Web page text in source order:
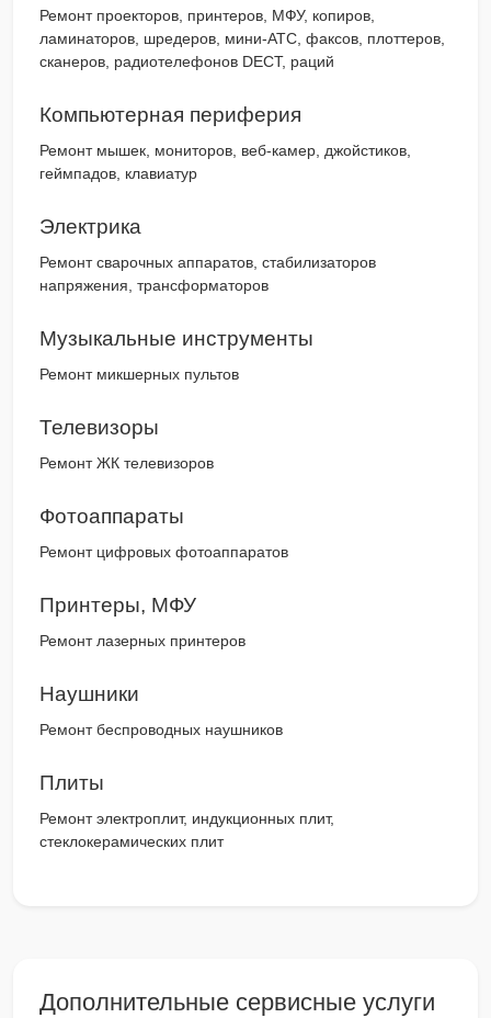
Ремонт проекторов, принтеров, МФУ, копиров,
ламинаторов, шредеров, мини-АТС, факсов, плоттеров,
сканеров, радиотелефонов DECT, раций
Компьютерная периферия
Ремонт мышек, мониторов, веб-камер, джойстиков,
геймпадов, клавиатур
Электрика
Ремонт сварочных аппаратов, стабилизаторов
напряжения, трансформаторов
Музыкальные инструменты
Ремонт микшерных пультов
Телевизоры
Ремонт ЖК телевизоров
Фотоаппараты
Ремонт цифровых фотоаппаратов
Принтеры, МФУ
Ремонт лазерных принтеров
Наушники
Ремонт беспроводных наушников
Плиты
Ремонт электроплит, индукционных плит,
стеклокерамических плит
Дополнительные сервисные услуги